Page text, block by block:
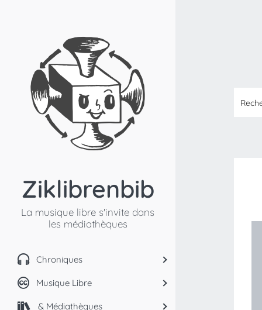
Ziklibrenbib
La musique libre s'invite dans
les médiathèques
Chroniques
Musique Libre
& Médiathèques